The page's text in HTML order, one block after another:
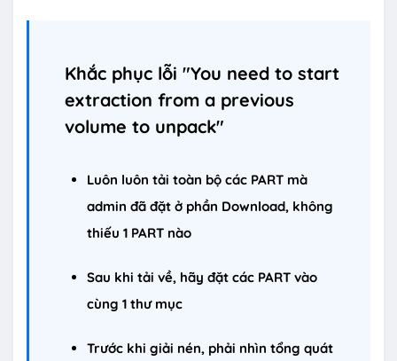
Khắc phục lỗi "You need to start
extraction from a previous
volume to unpack"
Luôn luôn tải toàn bộ các PART mà
admin đã đặt ở phần Download, không
thiếu 1 PART nào
Sau khi tải về, hãy đặt các PART vào
cùng 1 thư mục
Trước khi giải nén, phải nhìn tổng quát